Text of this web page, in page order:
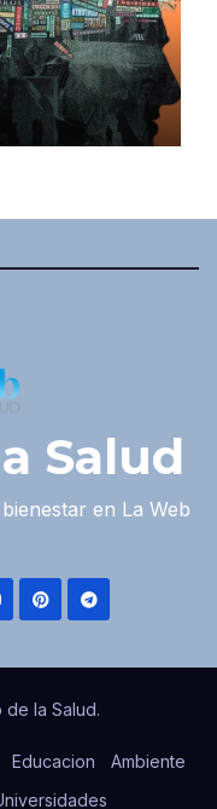
Salud
en La Web
la Salud.
Educacion
Ambiente